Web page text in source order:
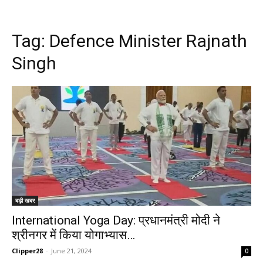
Tag: Defence Minister Rajnath
Singh
बड़ी खबर
International Yoga Day: प्रधानमंत्री मोदी ने
श्रीनगर में किया योगाभ्यास…
Clipper28 - June 21, 2024 0